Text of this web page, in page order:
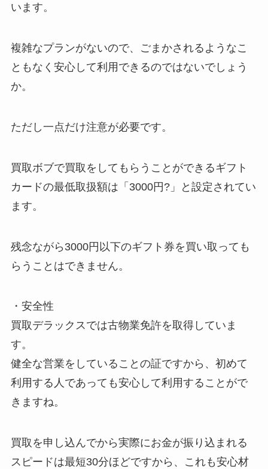
います。
複雑なプランがないので、ごまかされるようなこ
ともなく安心して利用できるのではないでしょう
か。
ただし一点だけ注意が必要です。
買取ボブで買取をしてもらうことができるギフト
カードの最低取扱額は「3000円?」と設定されてい
ます。
残念ながら3000円以下のギフト券を買い取っても
らうことはできません。
・安全性
買取デラックスでは古物業免許を取得していま
す。
健全な営業をしていることの証ですから、初めて
利用する人であっても安心して利用することがで
きますね。
買取を申し込んでから実際にお金が振り込まれる
スピードは最短30分ほどですから、これも安心材